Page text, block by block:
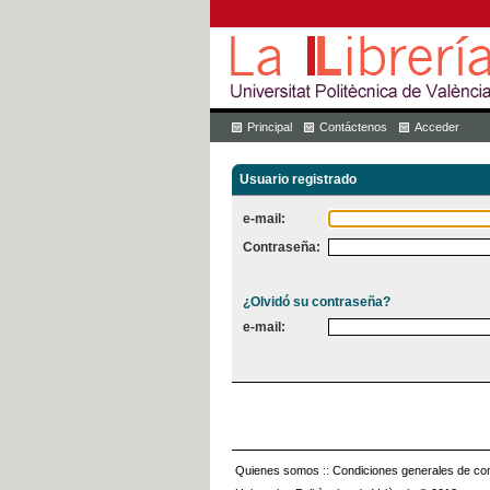
Principal Contáctenos Acceder
Usuario registrado
e-mail:
Contraseña:
¿Olvidó su contraseña?
e-mail:
Quienes somos :: Condiciones generales de